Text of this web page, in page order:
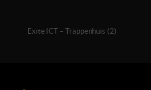
Exite ICT – Trappenhuis (2)